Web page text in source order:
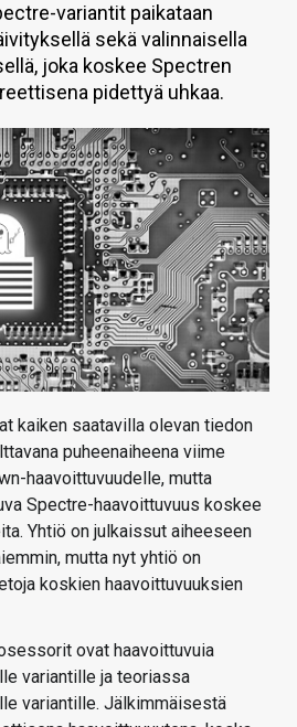
variantit paikataan
sekä valinnaisella
joka koskee Spectren
pidettyä uhkaa.
kaiken saatavilla olevan tiedon
puheenaiheena viime
haavoittuvuudelle, mutta
Spectre-haavoittuvuus koskee
Yhtiö on julkaissut aiheeseen
mutta nyt yhtiö on
koskien haavoittuvuuksien
ovat haavoittuvuia
variantille ja teoriassa
variantille. Jälkimmäisestä